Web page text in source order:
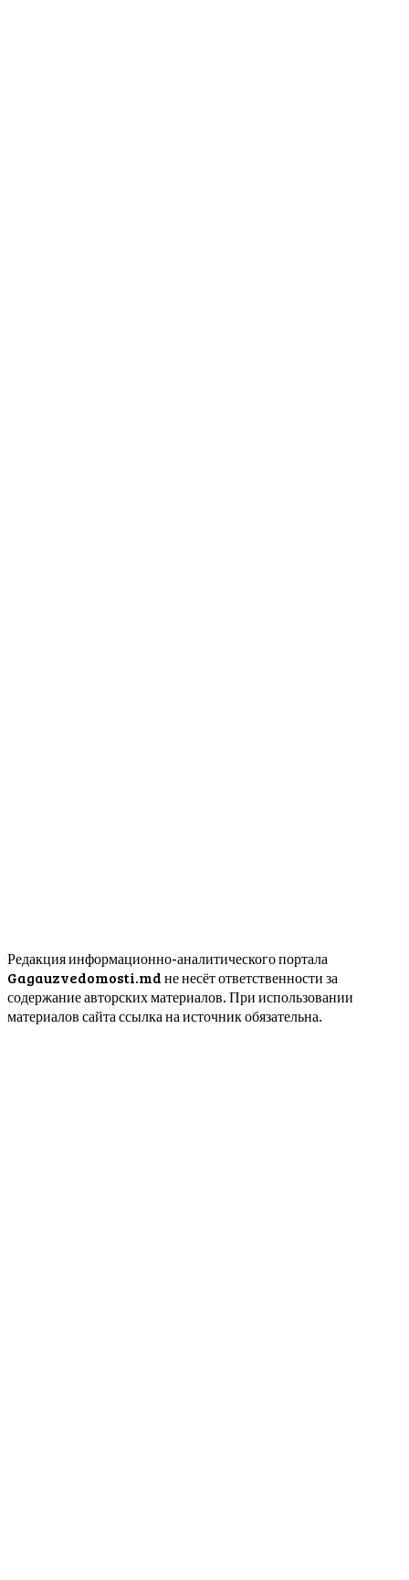
Редакция информационно-аналитического портала
Gagauzvedomosti.md не несёт ответственности за
содержание авторских материалов. При использовании
материалов сайта ссылка на источник обязательна.